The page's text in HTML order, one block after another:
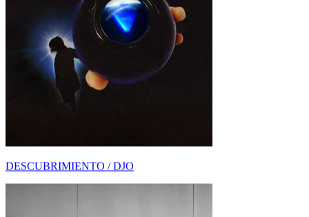
DESCUBRIMIENTO / DJO